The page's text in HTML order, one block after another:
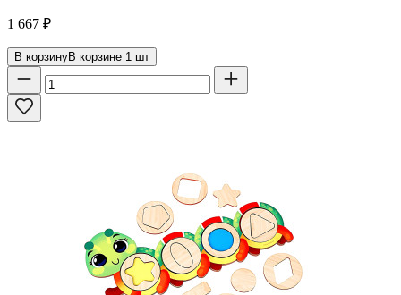
1 667 ₽
В корзинуВ корзине 1 шт